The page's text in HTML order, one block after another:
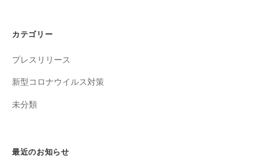
カテゴリー
プレスリリース
新型コロナウイルス対策
未分類
最近のお知らせ